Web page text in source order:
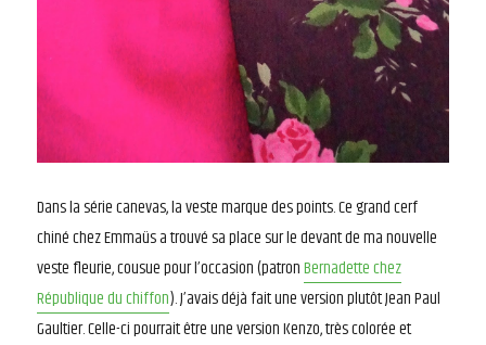
Dans la série canevas, la veste marque des points. Ce grand cerf
chiné chez Emmaüs a trouvé sa place sur le devant de ma nouvelle
veste fleurie, cousue pour l’occasion (patronBernadette chez
République du chiffon). J’avais déjà fait une version plutôt Jean Paul
Gaultier. Celle-ci pourrait être une version Kenzo, très colorée et